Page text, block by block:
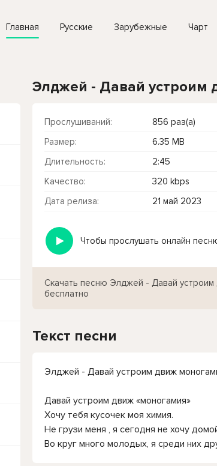
Главная Русские Зарубежные Чарт
Элджей - Давай устроим
Прослушиваний:
856 раз(а)
Размер:
6.35 MB
Длительность:
2:45
Качество:
320 kbps
Дата релиза:
21 май 2023
Скачать песню Элджей - Давай устроим
бесплатно
Текст песни
Элджей - Давай устроим движ
Давай устроим движ «моногамия»
Хочу тебя кусочек моя химия.
Не грузи меня , я сегодня не хочу
Во круг много молодых, я среди них